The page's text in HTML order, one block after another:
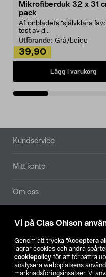
Vi på Clas Ohlson
Genom att trycka ”Acceptera
lagrar cookies och andra
cookiepolicy för att förbättra
analysera webbplatsens
marknadsföringsinsatser. Vi
Mikrofiberduk 32 x 31
pack
Aftonbladets "självklara
test av d...
Utförande: Grå/beige
39,90
Lägg i varukorg
Sidfot
Kundservice
Mitt konto
Om oss
Aktuellt
Våra bolag